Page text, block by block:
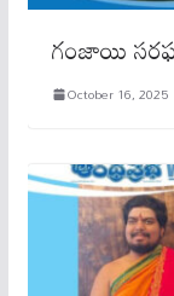
గంజాయి
October 16, 2025